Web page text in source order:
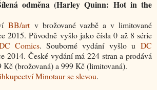
odměna (Harley Quinn: Hot in the
BB/artv brožované vazbě a v limitované
2015. Původně vyšlo jako čísla 0 až 8 série
Comics. Souborné vydání vyšlo uDC
2014. České vydání má 224 stran a prodává
Kč (brožovaná) a 999 Kč (limitovaná).
Minotaur se slevou.